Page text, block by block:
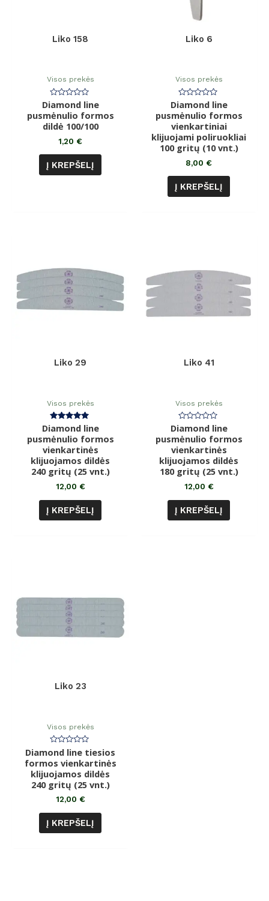
Liko 158
Visos prekės
Įvertinimas:
0
iš
5
Diamond line
pusmėnulio formos
dildė 100/100
1,20 €
Į KREPŠELĮ
Liko 6
Visos prekės
Įvertinimas:
0
iš
5
Diamond line
pusmėnulio formos
vienkartiniai
klijuojami poliruokliai
100 gritų (10 vnt.)
8,00 €
Į KREPŠELĮ
Liko 29
Visos prekės
Įvertinimas:
5.00
iš 5
Diamond line
pusmėnulio formos
vienkartinės
klijuojamos dildės
240 gritų (25 vnt.)
12,00 €
Į KREPŠELĮ
Liko 41
Visos prekės
Įvertinimas:
0
iš
5
Diamond line
pusmėnulio formos
vienkartinės
klijuojamos dildės
180 gritų (25 vnt.)
12,00 €
Į KREPŠELĮ
Liko 23
Visos prekės
Įvertinimas:
0
iš
5
Diamond line tiesios
formos vienkartinės
klijuojamos dildės
240 gritų (25 vnt.)
12,00 €
Į KREPŠELĮ